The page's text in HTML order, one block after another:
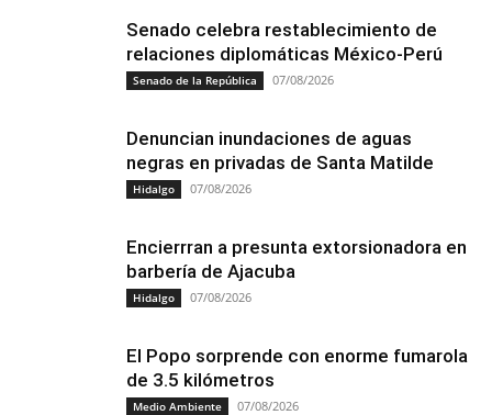
Senado celebra restablecimiento de
relaciones diplomáticas México-Perú
Senado de la República 07/08/2026
Denuncian inundaciones de aguas
negras en privadas de Santa Matilde
Hidalgo 07/08/2026
Encierrran a presunta extorsionadora en
barbería de Ajacuba
Hidalgo 07/08/2026
El Popo sorprende con enorme fumarola
de 3.5 kilómetros
Medio Ambiente 07/08/2026